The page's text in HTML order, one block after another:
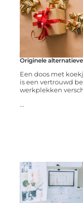
Originele
Een doos met
is een vertrouwd
werkplekken
...